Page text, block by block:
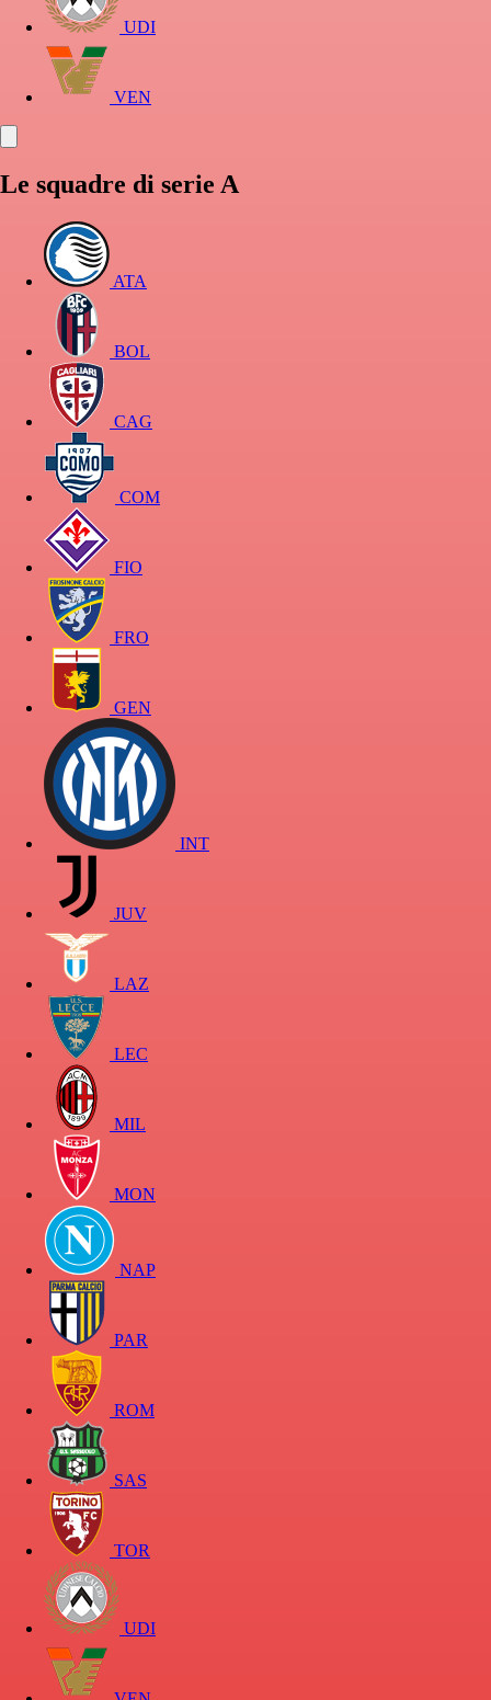
UDI
VEN
Le squadre di serie A
ATA
BOL
CAG
COM
FIO
FRO
GEN
INT
JUV
LAZ
LEC
MIL
MON
NAP
PAR
ROM
SAS
TOR
UDI